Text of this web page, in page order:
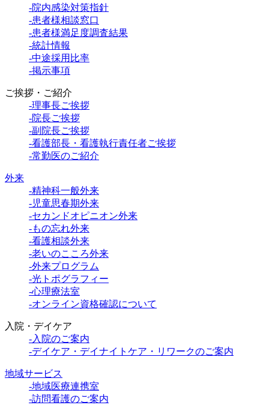
-院内感染対策指針
-患者様相談窓口
-患者様満足度調査結果
-統計情報
-中途採用比率
-掲示事項
ご挨拶・ご紹介
-理事長ご挨拶
-院長ご挨拶
-副院長ご挨拶
-看護部長・看護執行責任者ご挨拶
-常勤医のご紹介
外来
-精神科一般外来
-児童思春期外来
-セカンドオピニオン外来
-もの忘れ外来
-看護相談外来
-老いのこころ外来
-外来プログラム
-光トポグラフィー
-心理療法室
-オンライン資格確認について
入院・デイケア
-入院のご案内
-デイケア・デイナイトケア・リワークのご案内
地域サービス
-地域医療連携室
-訪問看護のご案内